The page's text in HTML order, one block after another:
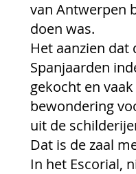
van Antwerpen
doen was.
Het aanzien
Spanjaarden
gekocht en
bewondering
uit de
Dat is de zaal
In het Escorial,